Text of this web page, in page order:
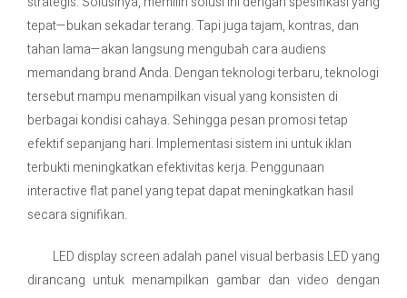
tepat—bukan sekadar terang. Tapi juga tajam, kontras, dan
tahan lama—akan langsung mengubah cara audiens
memandang brand Anda. Dengan teknologi terbaru, teknologi
tersebut mampu menampilkan visual yang konsisten di
berbagai kondisi cahaya. Sehingga pesan promosi tetap
efektif sepanjang hari. Implementasi sistem ini untuk iklan
terbukti meningkatkan efektivitas kerja. Penggunaan
interactive flat panel yang tepat dapat meningkatkan hasil
secara signifikan.
LED display screen adalah panel visual berbasis LED yang
dirancang untuk menampilkan gambar dan video dengan